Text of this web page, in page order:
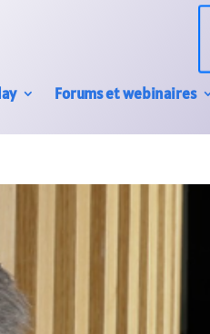
Forums et webinaires